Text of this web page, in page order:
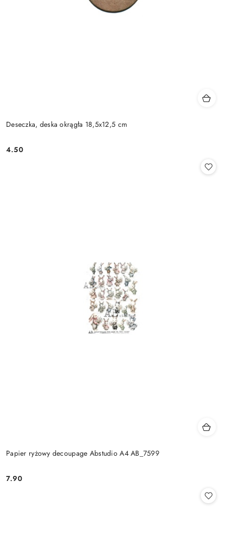
Deseczka, deska okrągła 18,5x12,5 cm
Cena:
4.50
Papier ryżowy decoupage Abstudio A4 AB_7599
Cena:
7.90